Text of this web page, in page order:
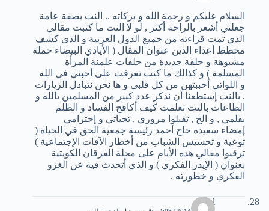
السلام عليكم و رحمة الله و بركاته .. النت بصفة عامة
جعلني أشعر بالراحة أكثر , لو لا النت ما كتبت مقالي
الذي تمت قراءته من جميع الدول العربية و الذي كشف
مخطط أعداء الدين عنوان المقال ( الأيادي البيضاء حملة
مشبوهة و حلقة جديدة من حلقات علمنة المرأة
المسلمة ) و كذالك ما كنت تعرفت على أحبتي في الله
و اللواتي أحببتهن من كل قلبي و ها نحن نتبادل الزيارات
. بالنت إستطعنا أن نذكر عدد كبير من المسلمين بالله و
الطاعات بالنت تعلمت كيف أكافح الفساد و الظلم
بقلمي , و الخ , تقبلوا مروري , تحياتي و إحترامي
إمضاء سعيدة حاج أحمد رئيسة جمعية الحق في الحياة (
توعية و تحسيس الشباب من أخطار الآفات الإجتماعية )
ترقبوا مقالي هذه الأيام على مجلة الفرقان الكويتية
بعنوان ( الإيدز الفكري ) و الذي أتحدث فيه عن الغزو
الفكري و خطورته .
feriel